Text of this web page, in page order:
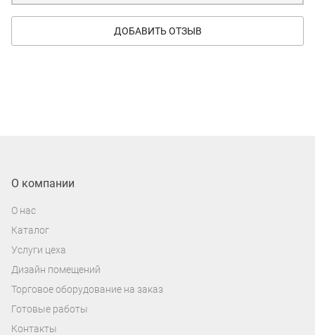
ДОБАВИТЬ ОТЗЫВ
О компании
О нас
Каталог
Услуги цеха
Дизайн помещений
Торговое оборудование на заказ
Готовые работы
Контакты